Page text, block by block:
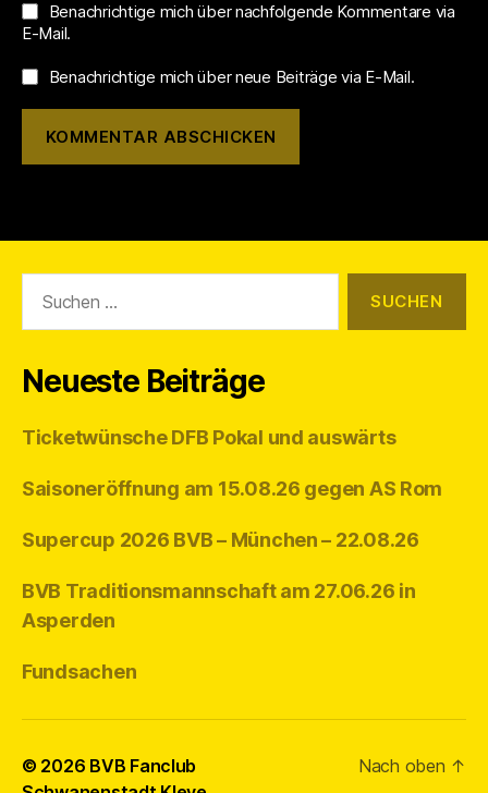
Benachrichtige mich über nachfolgende Kommentare via
E-Mail.
Benachrichtige mich über neue Beiträge via E-Mail.
nach:
Neueste Beiträge
Ticketwünsche DFB Pokal und auswärts
Saisoneröffnung am 15.08.26 gegen AS Rom
Supercup 2026 BVB – München – 22.08.26
BVB Traditionsmannschaft am 27.06.26 in
Asperden
Fundsachen
© 2026 BVB Fanclub
Nach oben ↑